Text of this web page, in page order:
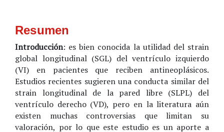
Resumen
Introducción: es bien conocida la utilidad del strain
global longitudinal (SGL) del ventrículo izquierdo
(VI) en pacientes que reciben antineoplásicos.
Estudios recientes sugieren una conducta similar del
strain longitudinal de la pared libre (SLPL) del
ventrículo derecho (VD), pero en la literatura aún
existen muchas controversias que limitan su
valoración, por lo que este estudio es un aporte a